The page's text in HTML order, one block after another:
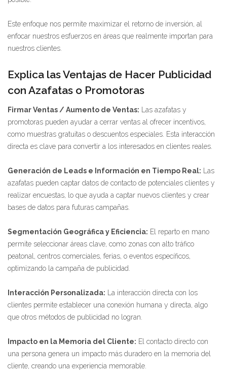
Este enfoque nos permite maximizar el retorno de inversión, al
enfocar nuestros esfuerzos en áreas que realmente importan para
nuestros clientes.
Explica las Ventajas de Hacer Publicidad
con Azafatas o Promotoras
Firmar Ventas / Aumento de Ventas: Las azafatas y
promotoras pueden ayudar a cerrar ventas al ofrecer incentivos,
como muestras gratuitas o descuentos especiales. Esta interacción
directa es clave para convertir a los interesados en clientes reales.
Generación de Leads e Información en Tiempo Real: Las
azafatas pueden captar datos de contacto de potenciales clientes y
realizar encuestas, lo que ayuda a captar nuevos clientes y crear
bases de datos para futuras campañas.
Segmentación Geográfica y Eficiencia: El reparto en mano
permite seleccionar áreas clave, como zonas con alto tráfico
peatonal, centros comerciales, ferias, o eventos específicos,
optimizando la campaña de publicidad.
Interacción Personalizada: La interacción directa con los
clientes permite establecer una conexión humana y directa, algo
que otros métodos de publicidad no logran.
Impacto en la Memoria del Cliente: El contacto directo con
una persona genera un impacto más duradero en la memoria del
cliente, creando una experiencia memorable.